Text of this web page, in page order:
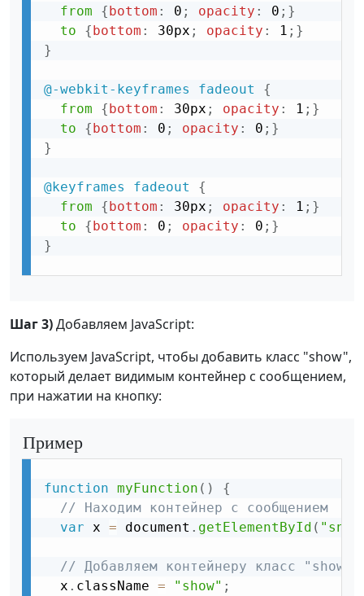
from
{bottom : 0 ; opacity : 0 ; }
to
{bottom : 30px ; opacity : 1 ; }
}
@-webkit-keyframes fadeout
{
from
{bottom : 30px ; opacity : 1 ; }
to
{bottom : 0 ; opacity : 0 ; }
}
@keyframes fadeout
{
from
{bottom : 30px ; opacity : 1 ; }
to
{bottom : 0 ; opacity : 0 ; }
}
Шаг 3)Добавляем JavaScript:
Используем JavaScript, чтобы добавить класс "show",
который делает видимым контейнер с сообщением,
при нажатии на кнопку:
Пример
function myFunction ( )
{
// Находим контейнер с сообщением
var x = document . getElementById (
// Добавляем контейнеру класс "show"
  x
. className = "show" ;